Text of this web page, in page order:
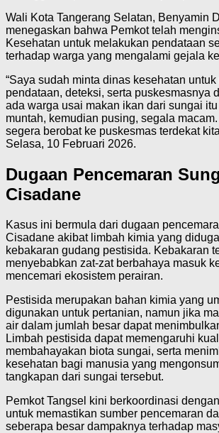
Wali Kota Tangerang Selatan, Benyamin
menegaskan bahwa Pemkot telah
Kesehatan untuk melakukan pendataan
terhadap warga yang mengalami gejala
“Saya sudah minta dinas kesehatan
pendataan, deteksi, serta puskesmasnya
ada warga usai makan ikan dari sungai
muntah, kemudian pusing, segala
segera berobat ke puskesmas terdekat
Selasa, 10 Februari 2026.
Dugaan Pencemaran
Cisadane
Kasus ini bermula dari dugaan
Cisadane akibat limbah kimia yang
kebakaran gudang pestisida. Kebakaran
menyebabkan zat-zat berbahaya masuk
mencemari ekosistem perairan.
Pestisida merupakan bahan kimia yang
digunakan untuk pertanian, namun jika
air dalam jumlah besar dapat
Limbah pestisida dapat memengaruhi
membahayakan biota sungai, serta
kesehatan bagi manusia yang
tangkapan dari sungai tersebut.
Pemkot Tangsel kini berkoordinasi
untuk memastikan sumber pencemaran
seberapa besar dampaknya terhadap